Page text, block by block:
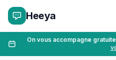
Heeya
On vous accompagne